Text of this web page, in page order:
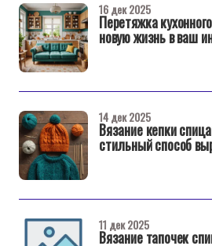
Перетяжка
новую жизнь в ваш
16 дек 2025
Вязание кепки
стильный способ
14 дек 2025
Вязание тапочек
11 дек 2025